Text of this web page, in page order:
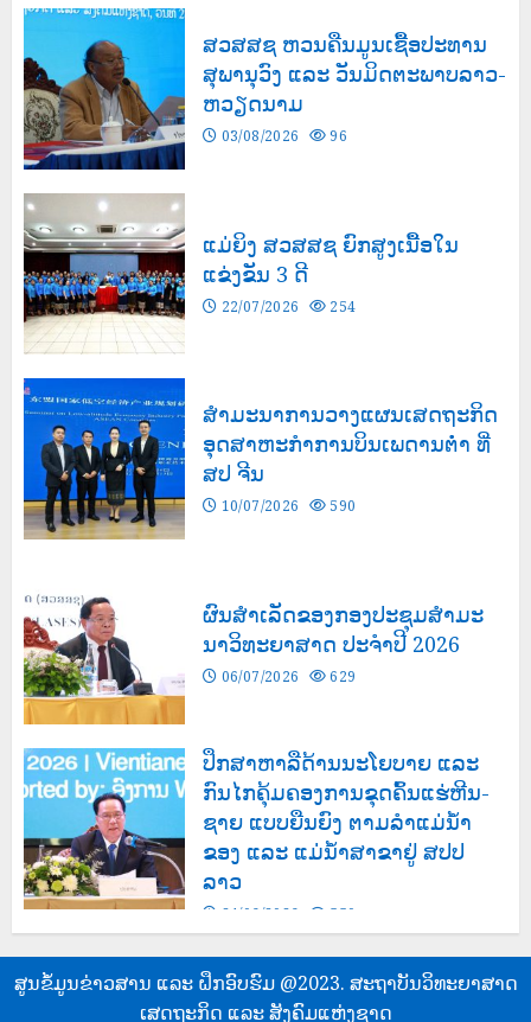
ສວສສຊ ຫວນຄືນມູນເຊື້ອປະທານ
ສຸພານຸວົງ ແລະ ວັນມິດຕະພາບລາວ-
ຫວຽດນາມ
03/08/2026 96
ແມ່ຍິງ ສວສສຊ ຍົກສູງເນື້ອໃນ
ແຂ່ງຂັນ 3 ດີ
22/07/2026 254
ສຳມະນາການວາງແຜນເສດຖະກິດ
ອຸດສາຫະກຳການບິນເພດານຕ່ຳ ທີ່
ສປ ຈີນ
10/07/2026 590
ຜົນສໍາເລັດຂອງກອງປະຊຸມສຳມະ
ນາວິທະຍາສາດ ປະຈຳປີ 2026
06/07/2026 629
ປຶກສາຫາລືດ້ານນະໂຍບາຍ ແລະ
ກົນໄກຄຸ້ມຄອງການຂຸດຄົ້ນແຮ່ຫີນ-
ຊາຍ ແບບຍືນຍົງ ຕາມລຳແມ່ນໍ້າ
ຂອງ ແລະ ແມ່ນໍ້າສາຂາຢູ່ ສປປ
ລາວ
24/06/2026 550
ສູນຂໍ້ມູນຂ່າວສານ ແລະ ຝຶກອົບຮົມ @2023. ສະຖາບັນວິທະຍາສາດ
ເສດຖະກິດ ແລະ ສັງຄົມແຫ່ງຊາດ